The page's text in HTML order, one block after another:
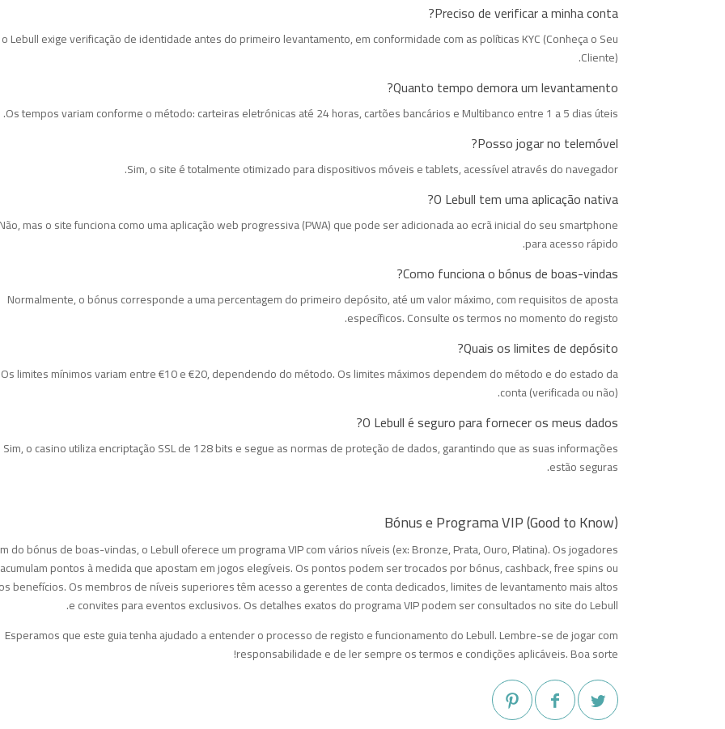
Preciso de verificar a minha conta?
Lebull exige verificação de identidade antes do primeiro levantamento, em conformidade com as políticas KYC (Conheça o Seu
Cliente).
Quanto tempo demora um levantamento?
Os tempos variam conforme o método: carteiras eletrónicas até 24 horas, cartões bancários e Multibanco entre 1 a 5 dias úteis.
Posso jogar no telemóvel?
Sim, o site é totalmente otimizado para dispositivos móveis e tablets, acessível através do navegador.
O Lebull tem uma aplicação nativa?
mas o site funciona como uma aplicação web progressiva (PWA) que pode ser adicionada ao ecrã inicial do seu smartphone
para acesso rápido.
Como funciona o bónus de boas-vindas?
Normalmente, o bónus corresponde a uma percentagem do primeiro depósito, até um valor máximo, com requisitos de aposta
específicos. Consulte os termos no momento do registo.
Quais os limites de depósito?
Os limites mínimos variam entre €10 e €20, dependendo do método. Os limites máximos dependem do método e do estado da
conta (verificada ou não).
O Lebull é seguro para fornecer os meus dados?
Sim, o casino utiliza encriptação SSL de 128 bits e segue as normas de proteção de dados, garantindo que as suas informações
estão seguras.
Bónus e Programa VIP (Good to Know)
do bónus de boas-vindas, o Lebull oferece um programa VIP com vários níveis (ex: Bronze, Prata, Ouro, Platina). Os jogadores
acumulam pontos à medida que apostam em jogos elegíveis. Os pontos podem ser trocados por bónus, cashback, free spins ou
benefícios. Os membros de níveis superiores têm acesso a gerentes de conta dedicados, limites de levantamento mais altos
e convites para eventos exclusivos. Os detalhes exatos do programa VIP podem ser consultados no site do Lebull.
Esperamos que este guia tenha ajudado a entender o processo de registo e funcionamento do Lebull. Lembre-se de jogar com
responsabilidade e de ler sempre os termos e condições aplicáveis. Boa sorte!